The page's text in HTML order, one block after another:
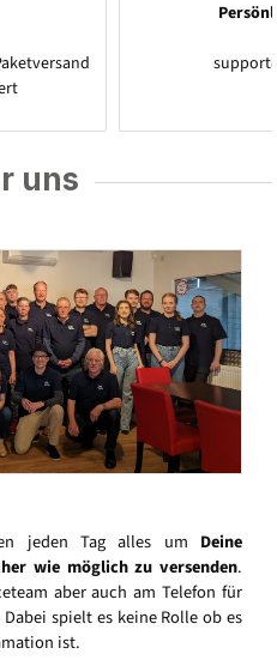
uns
jeden Tag alles um Deine
wie möglich zu versenden.
aber auch am Telefon für
spielt es keine Rolle ob es
ist.